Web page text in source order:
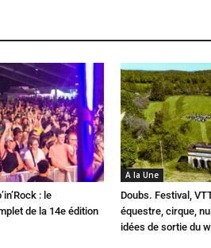
: le
de la 14e édition
A la Une
Doubs. Festival,
équestre, cirque,
idées de sortie du